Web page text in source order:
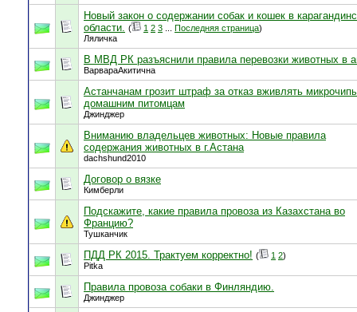
Новый закон о содержании собак и кошек в
области. ( 1 2 3 Последняя страница)
Ляличка
В МВД РК разъяснили правила перевозки животных в
ВарвараАкитична
Астанчанам грозит штраф за отказ вживлять
домашним питомцам
Джинджер
Вниманию владельцев животных: Новые правила
содержания животных в г.Астана
dachshund2010
Договор о вязке
Кимберли
Подскажите, какие правила провоза из Казахстана во
Францию?
Тушканчик
ПДД РК 2015. Трактуем корректно! ( 1 2)
Pitka
Правила провоза собаки в Финляндию.
Джинджер